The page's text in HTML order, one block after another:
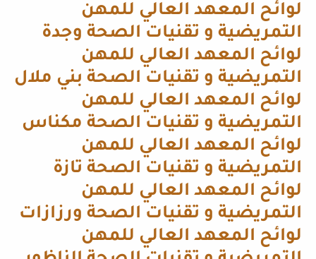
لوائح المعهد العالي للمهن
التمريضية و تقنيات الصحة وجدة
لوائح المعهد العالي للمهن
التمريضية و تقنيات الصحة بني ملال
لوائح المعهد العالي للمهن
التمريضية و تقنيات الصحة مكناس
لوائح المعهد العالي للمهن
التمريضية و تقنيات الصحة تازة
لوائح المعهد العالي للمهن
التمريضية و تقنيات الصحة ورزازات
لوائح المعهد العالي للمهن